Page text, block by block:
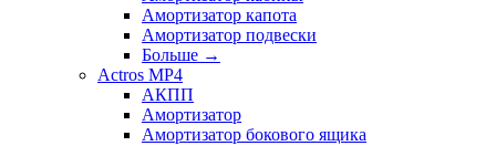
Амортизатор капота
Амортизатор подвески
Больше →
Actros MP4
АКПП
Амортизатор
Амортизатор бокового ящика